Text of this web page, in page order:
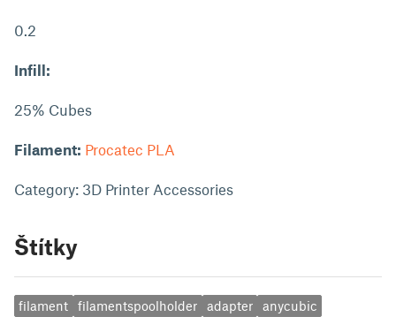
0.2
Infill:
25% Cubes
Filament: Procatec PLA
Category: 3D Printer Accessories
Štítky
filament filamentspoolholder adapter
anycubic